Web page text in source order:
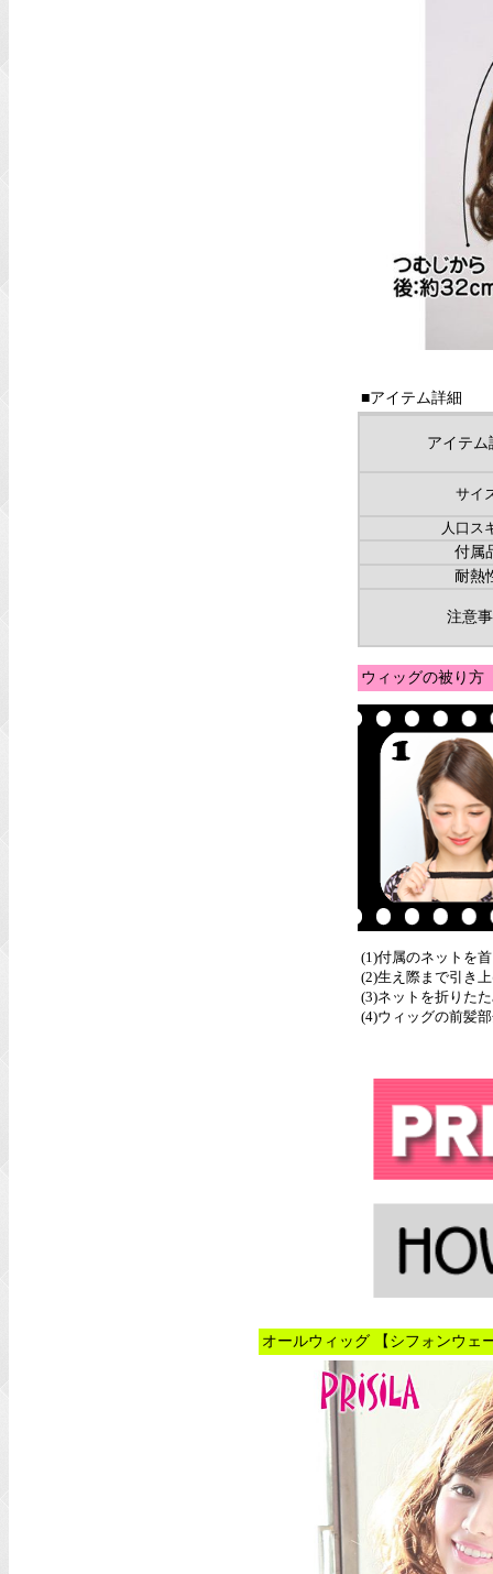
■アイテム詳細
アイテ
サイ
人口ス
付属
耐熱
注意
ウィッグの被り方
(1)付属のネットを
(2)生え際まで引き
(3)ネットを折りた
(4)ウィッグの前髪
オールウィッグ 【シフォンウェ